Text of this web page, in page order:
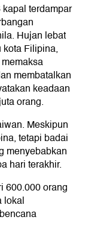
terdampar
Hujan lebat
kota Filipina,
membatalkan
keadaan
orang.
Meskipun
tetapi badai
menyebabkan
hari terakhir.
600.000 orang
lokal